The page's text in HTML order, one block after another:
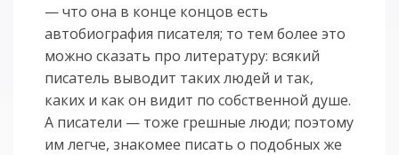
— что она в конце концов есть
автобиография писателя; то тем более это
можно сказать про литературу: всякий
писатель выводит таких людей и так,
каких и как он видит по собственной душе.
А писатели — тоже грешные люди; поэтому
им легче, знакомее писать о подобных же